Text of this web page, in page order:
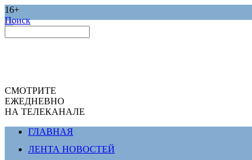
16+
Поиск
СМОТРИТЕ
ЕЖЕДНЕВНО
НА ТЕЛЕКАНАЛЕ
ГЛАВНАЯ
ЛЕНТА НОВОСТЕЙ